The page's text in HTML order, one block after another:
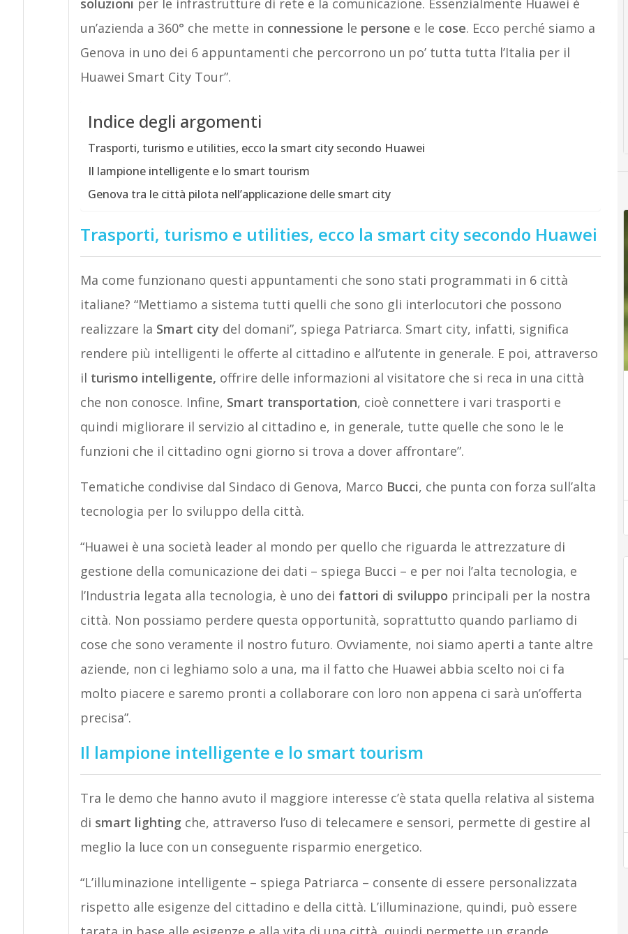
soluzioni per le infrastrutture di rete e la comunicazione. Essenzialmente Huawei è
un’azienda a 360° che mette in connessione le persone e le cose. Ecco perché siamo a
Genova in uno dei 6 appuntamenti che percorrono un po’ tutta tutta l’Italia per il
Huawei Smart City Tour”.
Indice degli argomenti
Trasporti, turismo e utilities, ecco la smart city secondo Huawei
Il lampione intelligente e lo smart tourism
Genova tra le città pilota nell’applicazione delle smart city
Trasporti, turismo e utilities, ecco la smart city secondo Huawei
Ma come funzionano questi appuntamenti che sono stati programmati in 6 città
italiane? “Mettiamo a sistema tutti quelli che sono gli interlocutori che possono
realizzare la Smart city del domani”, spiega Patriarca. Smart city, infatti, significa
rendere più intelligenti le offerte al cittadino e all’utente in generale. E poi, attraverso
il turismo intelligente, offrire delle informazioni al visitatore che si reca in una città
che non conosce. Infine, Smart transportation, cioè connettere i vari trasporti e
quindi migliorare il servizio al cittadino e, in generale, tutte quelle che sono le le
funzioni che il cittadino ogni giorno si trova a dover affrontare”.
Tematiche condivise dal Sindaco di Genova, Marco Bucci, che punta con forza sull’alta
tecnologia per lo sviluppo della città.
“Huawei è una società leader al mondo per quello che riguarda le attrezzature di
gestione della comunicazione dei dati – spiega Bucci – e per noi l’alta tecnologia, e
l’Industria legata alla tecnologia, è uno dei fattori di sviluppo principali per la nostra
città. Non possiamo perdere questa opportunità, soprattutto quando parliamo di
cose che sono veramente il nostro futuro. Ovviamente, noi siamo aperti a tante altre
aziende, non ci leghiamo solo a una, ma il fatto che Huawei abbia scelto noi ci fa
molto piacere e saremo pronti a collaborare con loro non appena ci sarà un’offerta
precisa”.
Il lampione intelligente e lo smart tourism
Tra le demo che hanno avuto il maggiore interesse c’è stata quella relativa al sistema
di smart lighting che, attraverso l’uso di telecamere e sensori, permette di gestire al
meglio la luce con un conseguente risparmio energetico.
“L’illuminazione intelligente – spiega Patriarca – consente di essere personalizzata
rispetto alle esigenze del cittadino e della città. L’illuminazione, quindi, può essere